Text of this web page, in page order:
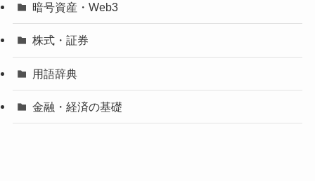
暗号資産・Web3
株式・証券
用語辞典
金融・経済の基礎